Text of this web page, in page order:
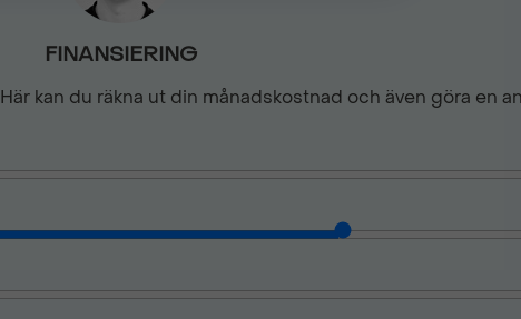
Servostyrning
FINANSIERING
kan du räkna ut din månadskostnad och även göra en